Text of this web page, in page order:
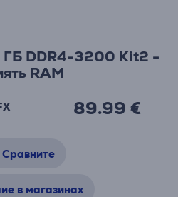
ГБ DDR4-3200 Kit2 -
RAM
89.99 €
Сравните
в магазинах